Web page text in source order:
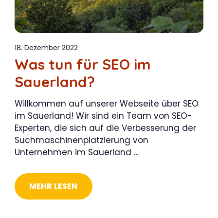
18. Dezember 2022
Was tun für SEO im
Sauerland?
Willkommen auf unserer Webseite über SEO
im Sauerland! Wir sind ein Team von SEO-
Experten, die sich auf die Verbesserung der
Suchmaschinenplatzierung von
Unternehmen im Sauerland …
MEHR LESEN